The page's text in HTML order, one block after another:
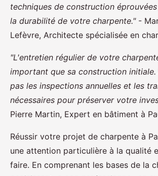
techniques de construction
la durabilité de votre charpente."-
Lefèvre, Architecte spécialisée en
"L'entretien régulier de votre
important que sa construction initiale.
pas les inspections annuelles et les
nécessaires pour préserver votre
Pierre Martin, Expert en bâtiment à
Réussir votre projet de charpente à
une attention particulière à la qualité
faire. En comprenant les bases de la